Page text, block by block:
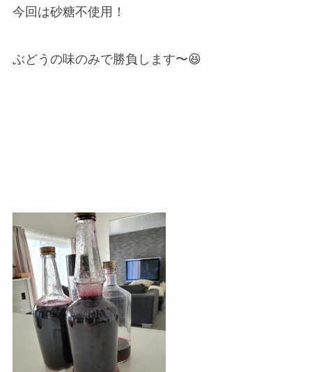
今回は砂糖不使用！
ぶどうの味のみで勝負します〜😆